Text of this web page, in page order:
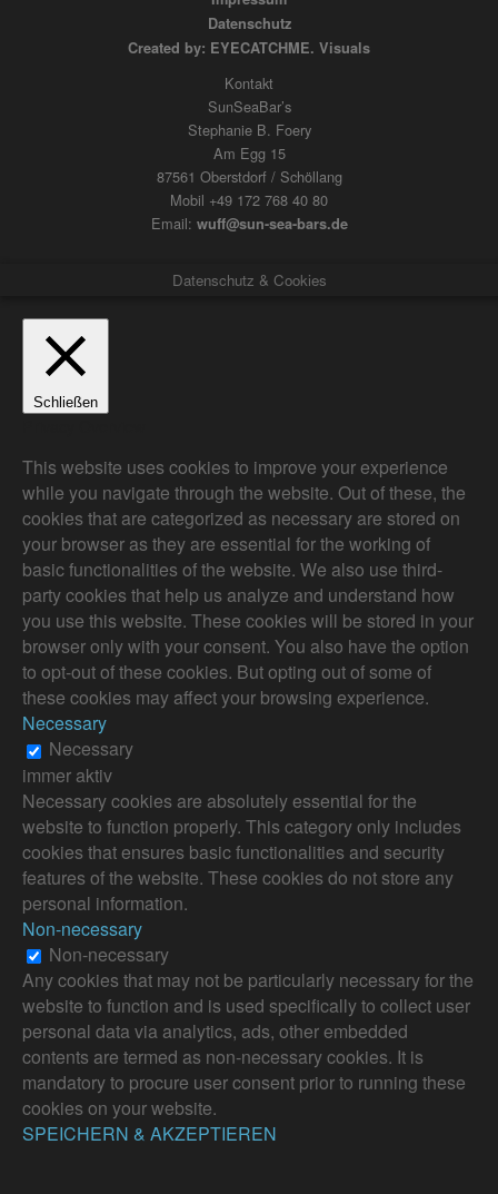
Datenschutz
Created by: EYECATCHME. Visuals
Kontakt
SunSeaBar’s
Stephanie B. Foery
Am Egg 15
87561 Oberstdorf / Schöllang
Mobil +49 172 768 40 80
Email: wuff@sun-sea-bars.de
Datenschutz & Cookies
Schließen
This website uses cookies to improve your experience
while you navigate through the website. Out of these, the
cookies that are categorized as necessary are stored on
your browser as they are essential for the working of
basic functionalities of the website. We also use third-
party cookies that help us analyze and understand how
you use this website. These cookies will be stored in your
browser only with your consent. You also have the option
to opt-out of these cookies. But opting out of some of
these cookies may affect your browsing experience.
Necessary
Necessary
immer aktiv
Necessary cookies are absolutely essential for the
website to function properly. This category only includes
cookies that ensures basic functionalities and security
features of the website. These cookies do not store any
personal information.
Non-necessary
Non-necessary
Any cookies that may not be particularly necessary for the
website to function and is used specifically to collect user
personal data via analytics, ads, other embedded
contents are termed as non-necessary cookies. It is
mandatory to procure user consent prior to running these
cookies on your website.
SPEICHERN & AKZEPTIEREN